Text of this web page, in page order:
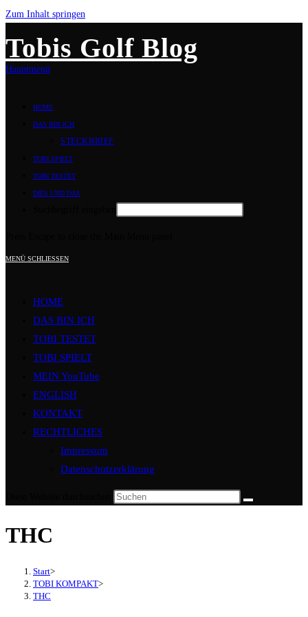
Zum Inhalt springen
Tobis Golf Blog
Hauptmenü
HOME
DAS BIN ICH
STECKBRIEF
TOBI SPIELT
TOBI TESTET
DIES UND DAS
MENÜ SCHLIESSEN
HOME
DAS BIN ICH
TOBI TESTET
TOBI SPIELT
MEIN YouTube
ENGLISH
KONTAKT
RECHTLICHES
Impressum
Datenschutzerklärung
THC
Start>
TOBI KOMPAKT>
THC